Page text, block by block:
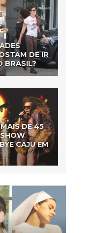
DE IR
BRASIL?
DE 45
CAJU EM